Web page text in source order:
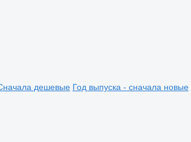
дешевые Год выпуска - сначала новые